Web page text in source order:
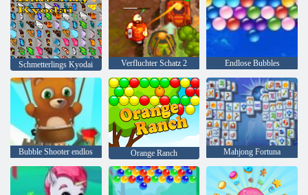
Schmetterlings Kyodai Verfluchter Schatz 2 Endlose Bubbles
Bubble Shooter endlos Orange Ranch Mahjong Fortuna